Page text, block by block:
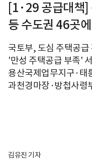
[1·29 공급대책]
등 수도권 46곳
국토부, 도심 주택공
'만성 주택공급 부족'
용산국제업무지구·태
과천경마장·방첩사령
김유진 기자